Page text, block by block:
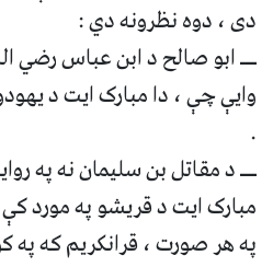
دی ، دوه نظرونه دي :
ـــ ابو صالح د ابن عباس رضي
وایې چې ، دا مبارک ایت د
.
ـــ د مقاتل بن سلیمان نه په
مبارک ایت د قریشو په مورد
په هر صورت ، قرانکریم که